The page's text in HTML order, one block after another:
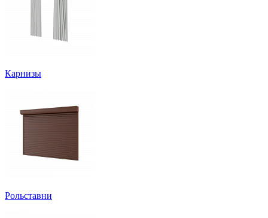
Карнизы
Рольставни